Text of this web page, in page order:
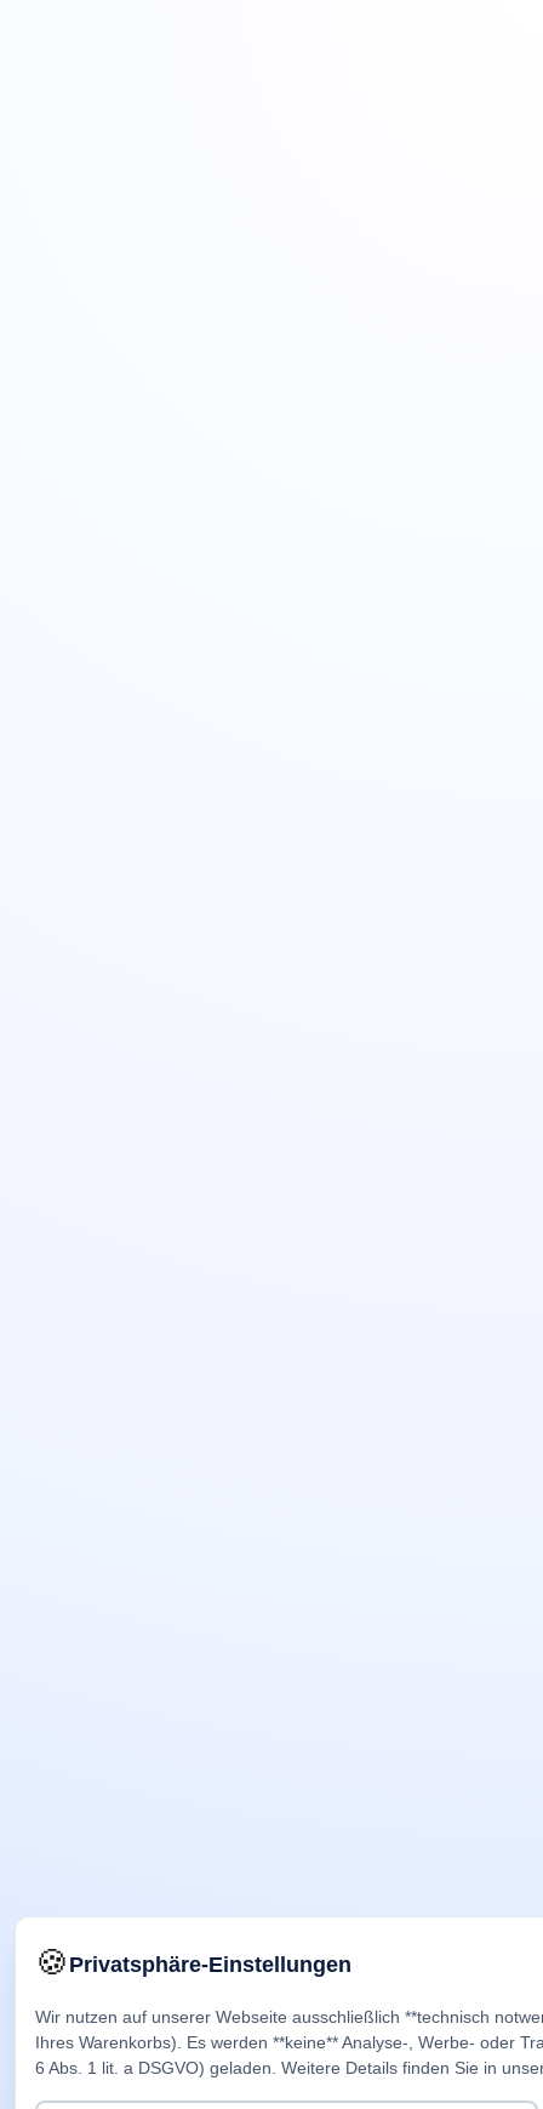
🍪Privatsphäre-Einstellungen
Wir nutzen auf unserer Webseite ausschließlich **technisch
Ihres Warenkorbs). Es werden **keine** Analyse-, Werbe- oder
6 Abs. 1 lit. a DSGVO) geladen. Weitere Details finden Sie in